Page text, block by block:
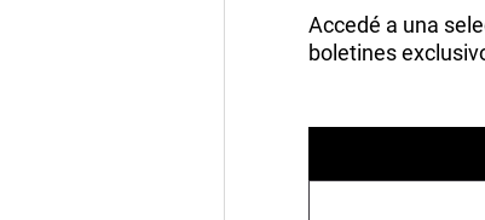
Accedé a una
boletines